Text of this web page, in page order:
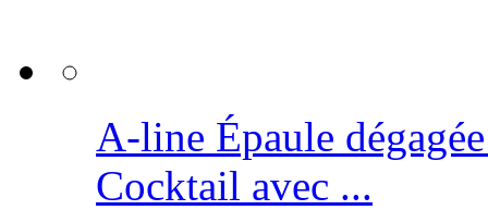
A-line Épaule
Cocktail avec ...